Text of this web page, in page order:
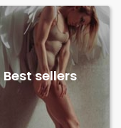
Best sellers